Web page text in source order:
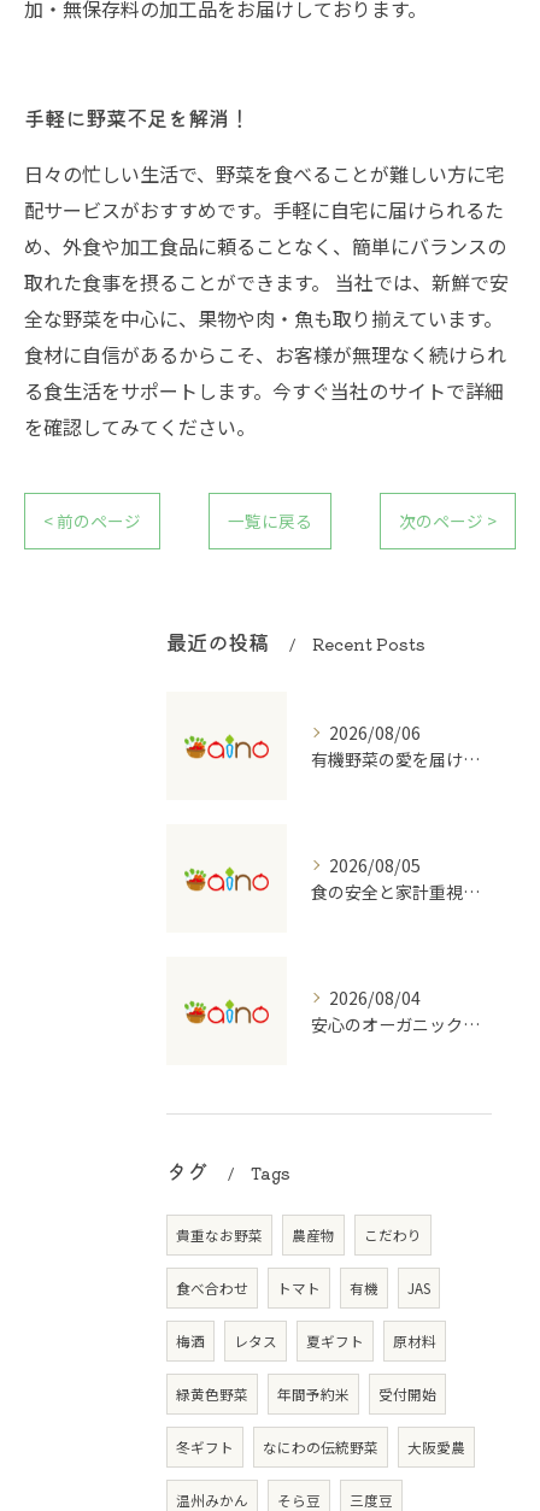
加・無保存料の加工品をお届けしております。
手軽に野菜不足を解消！
日々の忙しい生活で、野菜を食べることが難しい方に宅
配サービスがおすすめです。手軽に自宅に届けられるた
め、外食や加工食品に頼ることなく、簡単にバランスの
取れた食事を摂ることができます。 当社では、新鮮で安
全な野菜を中心に、果物や肉・魚も取り揃えています。
食材に自信があるからこそ、お客様が無理なく続けられ
る食生活をサポートします。今すぐ当社のサイトで詳細
を確認してみてください。
< 前のページ 一覧に戻る 次のページ >
最近の投稿 Recent Posts
2026/08/06
有機野菜の愛を届ける宅配の魅力
2026/08/05
食の安全と家計重視の有機野菜宅配を大阪府で始めるコツ
2026/08/04
安心のオーガニック食品を支える宅配のしくみ
タグ Tags
貴重なお野菜 農産物 こだわり
食べ合わせ トマト 有機 JAS
梅酒 レタス 夏ギフト 原材料
緑黄色野菜 年間予約米 受付開始
冬ギフト なにわの伝統野菜 大阪愛農
温州みかん そら豆 三度豆